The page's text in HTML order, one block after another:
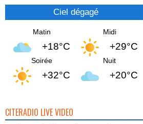
Ciel dégagé
Matin
+18°C
Midi
+29°C
Soirée
+32°C
Nuit
+20°C
CITERADIO LIVE VIDEO